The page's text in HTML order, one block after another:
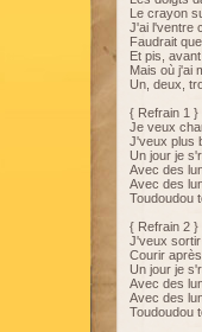
Le crayon
J'ai l'ventre
Faudrait
Et pis,
Mais où j'ai
Un, deux,
{ Refrain 1 }
Je veux
J'veux plus
Un jour je
Avec des
Avec des
Toudoudou
{ Refrain 2 }
J'veux
Courir
Un jour je
Avec des
Avec des
Toudoudou